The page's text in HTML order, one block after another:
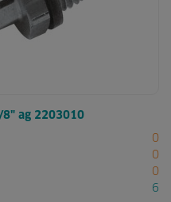
ag 2203010
0
0
0
6